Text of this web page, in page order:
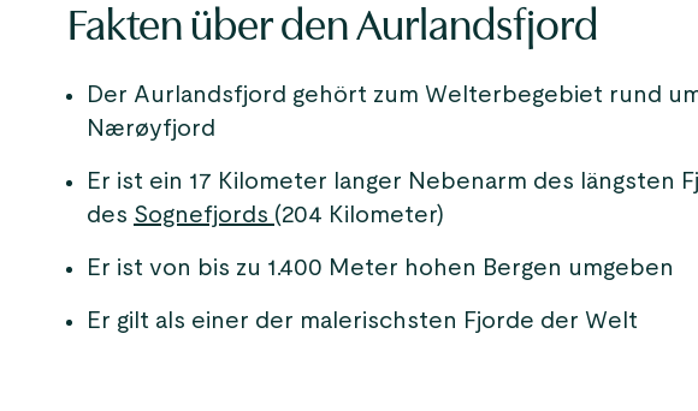
Fakten über den Aurlandsfjord
Der Aurlandsfjord gehört zum Welterbegebiet rund
Nærøyfjord
Er ist ein 17 Kilometer langer Nebenarm des längsten
des Sognefjords (204 Kilometer)
Er ist von bis zu 1.400 Meter hohen Bergen umgeben
Er gilt als einer der malerischsten Fjorde der Welt